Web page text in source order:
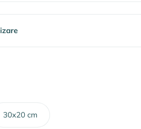
30x20 cm